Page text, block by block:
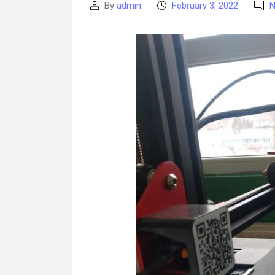
PostBy admin
PostFebruary 3, 2022